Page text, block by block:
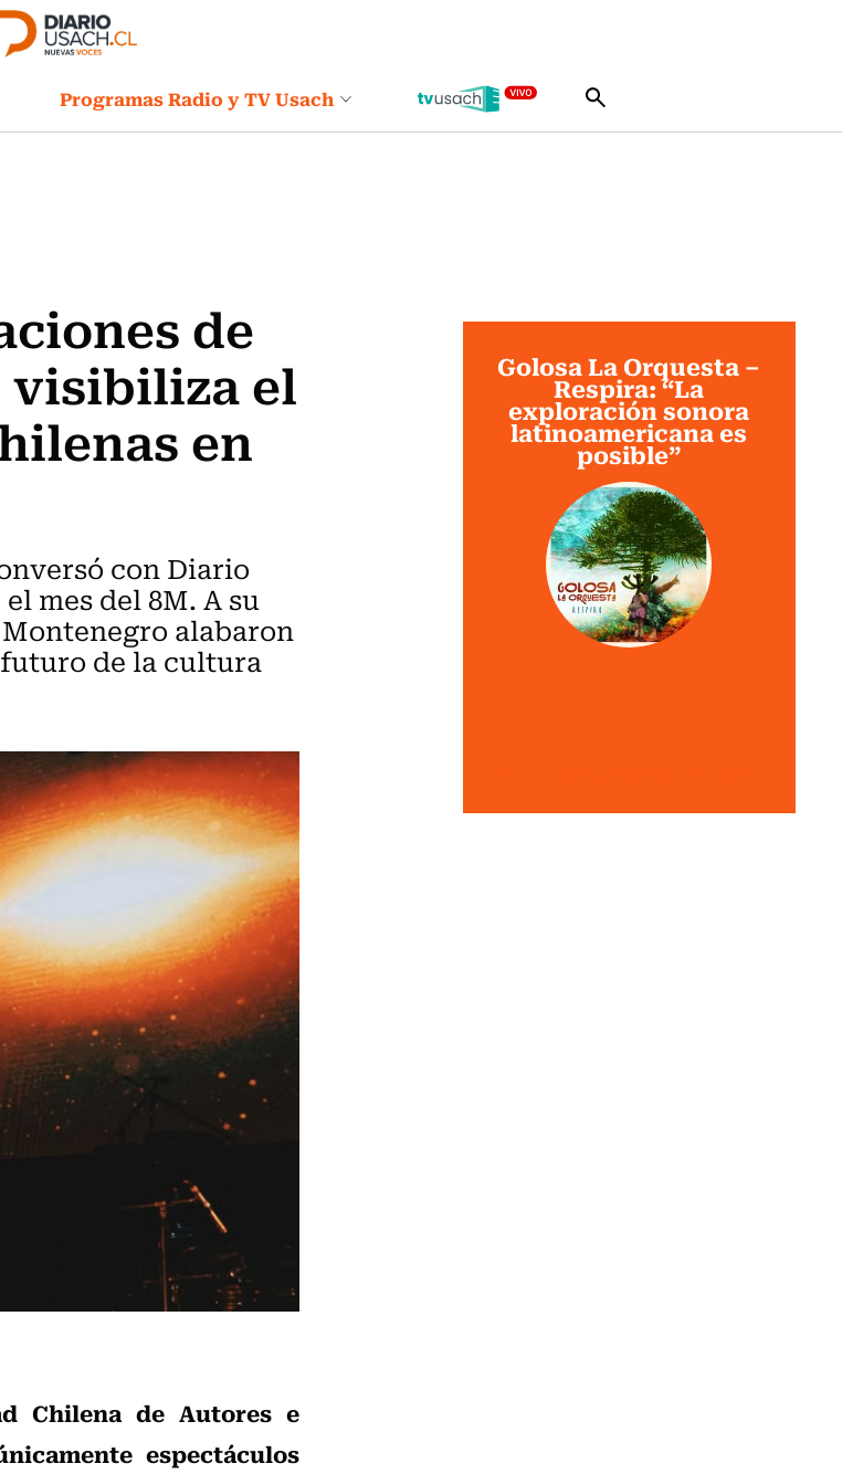
Programas Radio y TV Usach
de
visibiliza el
en
con Diario
mes del 8M. A su
alabaron
de la cultura
Chilena de Autores e
espectáculos
Golosa La Orquesta –
Respira: “La
exploración sonora
latinoamericana es
posible”